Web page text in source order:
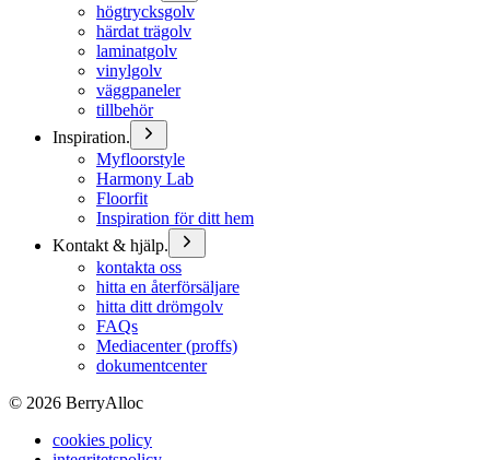
högtrycksgolv
härdat trägolv
laminatgolv
vinylgolv
väggpaneler
tillbehör
Inspiration.
Myfloorstyle
Harmony Lab
Floorfit
Inspiration för ditt hem
Kontakt & hjälp.
kontakta oss
hitta en återförsäljare
hitta ditt drömgolv
FAQs
Mediacenter (proffs)
dokumentcenter
© 2026 BerryAlloc
cookies policy